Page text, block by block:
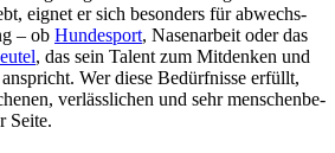
eig­net er sich beson­ders für abwechs­
– ob Hun­de­sport, Nasen­ar­beit oder das
, das sein Talent zum Mit­den­ken und
Wer die­se Bedürf­nis­se erfüllt,
ver­läss­li­chen und sehr men­schen­be­
Sei­te.